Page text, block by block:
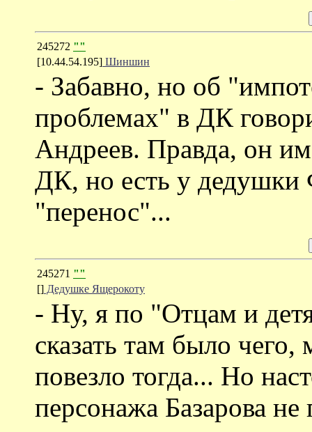
245272 ""
[10.44.54.195] Шиншин
- Забавно, но об
проблемах" в ДК
Андреев. Правда, он
ДК, но есть у дедушки
"перенос"...
245271 ""
[] Дедушке Ящерокоту
- Ну, я по "Отцам и
сказать там было
повезло тогда... Но
персонажа Базарова